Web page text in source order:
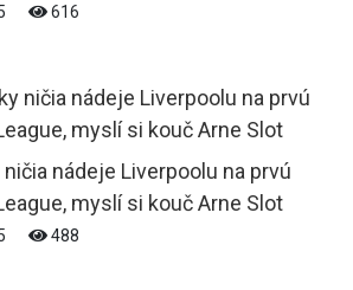
616
nádeje Liverpoolu na prvú
myslí si kouč Arne Slot
488